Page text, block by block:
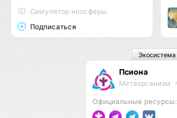
Cимулятор ноосферы
Подписаться
Псиона
Метаорганизм
Официальные ресурсы:
Экосистема